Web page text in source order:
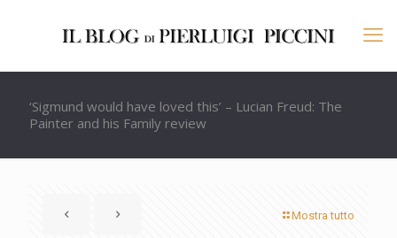
‘Sigmund would have loved this’ – Lucian Freud: The
Painter and his Family review
Mostra tutto